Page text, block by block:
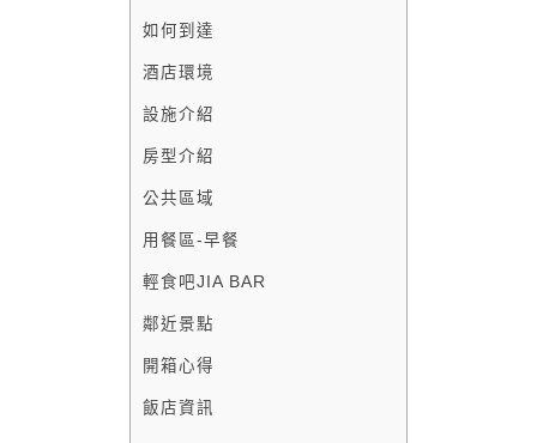
如何到達
酒店環境
設施介紹
房型介紹
公共區域
用餐區-早餐
輕食吧JIA BAR
鄰近景點
開箱心得
飯店資訊